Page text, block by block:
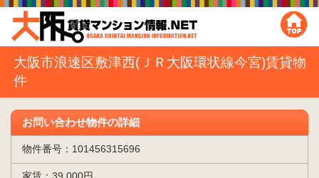
大阪市浪速区敷津西(ＪＲ大阪環状線今宮)賃貸物
件
お問い合わせ物件の詳細
物件番号：101456315696